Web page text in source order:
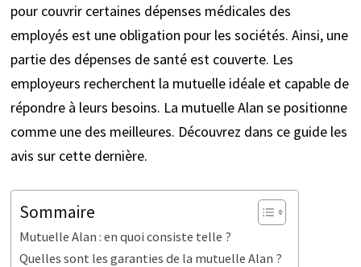
pour couvrir certaines dépenses médicales des
employés est une obligation pour les sociétés. Ainsi, une
partie des dépenses de santé est couverte. Les
employeurs recherchent la mutuelle idéale et capable de
répondre à leurs besoins. La mutuelle Alan se positionne
comme une des meilleures. Découvrez dans ce guide les
avis sur cette dernière.
Sommaire
Mutuelle Alan : en quoi consiste telle ?
Quelles sont les garanties de la mutuelle Alan ?